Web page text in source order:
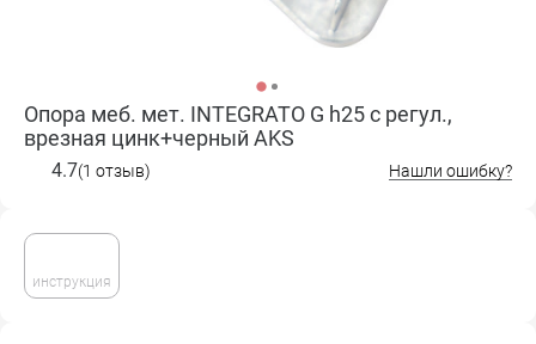
инструкция
Опора меб. мет. INTEGRATO G h25 с регул.,
врезная цинк+черный AKS
4.7(1 отзыв) Нашли ошибку?